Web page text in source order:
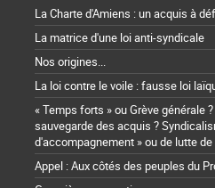
La Charte d'Amiens : un acquis à
La matrice d'une loi anti-syndicale
Nos origines...
La loi contre le voile : fausse loi
« Temps forts » ou Grève générale
sauvegarde des acquis ?
d'accompagnement » ou de lutte
Appel : Aux côtés des peuples du